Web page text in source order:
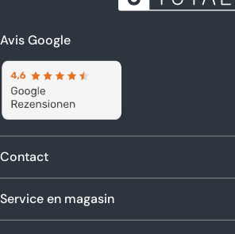
Avis Google
Contact
Service en magasin